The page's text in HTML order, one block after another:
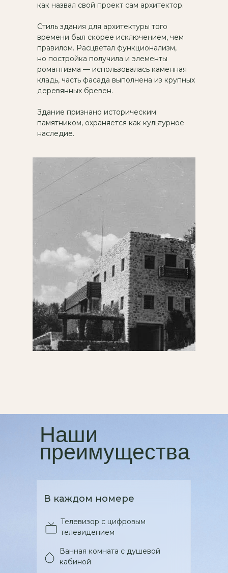
как назвал свой проект сам архитектор.
Стиль здания для архитектуры того
времени был скорее исключением, чем
правилом. Расцветал функционализм,
но постройка получила и элементы
романтизма — использовалась каменная
кладь, часть фасада выполнена из крупных
деревянных бревен.
Здание признано историческим
памятником, охраняется как культурное
наследие.
Наши
преимущества
В каждом номере
Ванная комната с душевой
кабиной
Телевизор с цифровым
телевидением